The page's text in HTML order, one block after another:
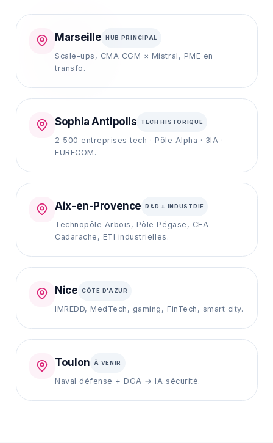
Marseille HUB PRINCIPAL
Scale-ups, CMA CGM × Mistral, PME en
transfo.
Sophia Antipolis TECH HISTORIQUE
2 500 entreprises tech · Pôle Alpha · 3IA ·
EURECOM.
Aix-en-Provence R&D + INDUSTRIE
Technopôle Arbois, Pôle Pégase, CEA
Cadarache, ETI industrielles.
Nice CÔTE D'AZUR
IMREDD, MedTech, gaming, FinTech, smart city.
Toulon À VENIR
Naval défense + DGA → IA sécurité.